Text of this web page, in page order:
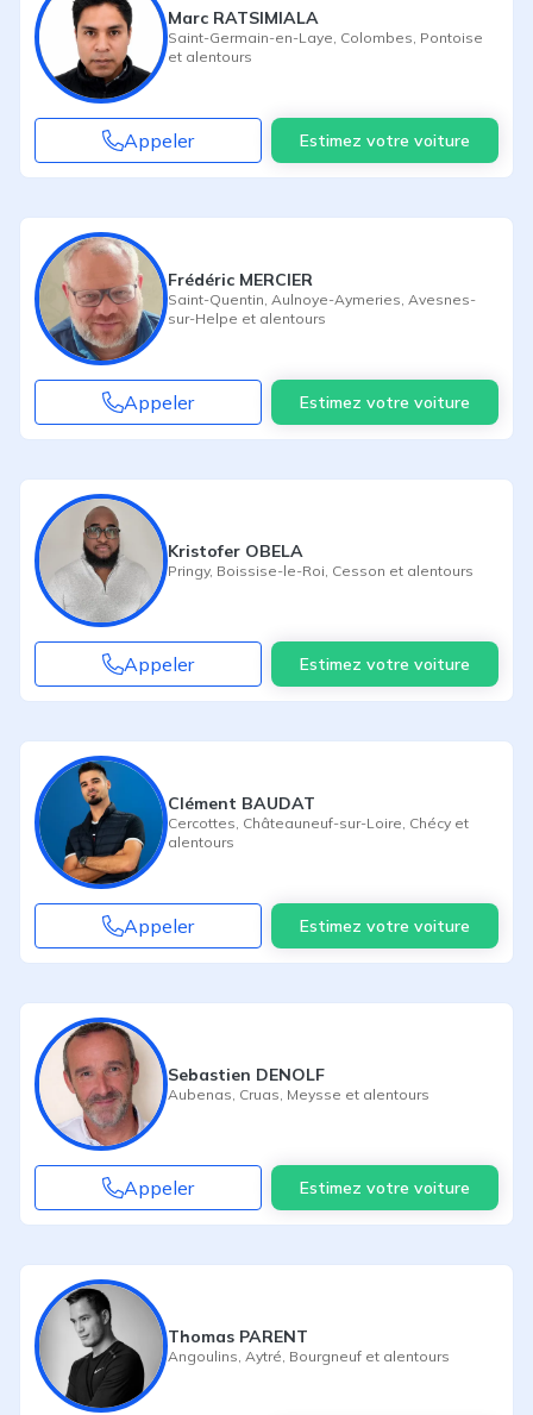
Marc RATSIMIALA
Saint-Germain-en-Laye Colombes Pontoise
et alentours
Appeler Estimez votre voiture
Frédéric MERCIER
Saint-Quentin Aulnoye-Aymeries Avesnes-
sur-Helpe et alentours
Appeler Estimez votre voiture
Kristofer OBELA
Pringy, Boissise-le-Roi Cesson et alentours
Appeler Estimez votre voiture
Clément BAUDAT
Cercottes Châteauneuf-sur-Loire Chécy et
alentours
Appeler Estimez votre voiture
Sebastien DENOLF
Aubenas Cruas Meysse et alentours
Appeler Estimez votre voiture
Thomas PARENT
Angoulins Aytré Bourgneuf et alentours